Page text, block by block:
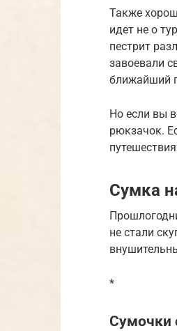
Также
идет не о
пестрит
завоевали
ближайший
Но если вы
рюкзачок.
Сумка
не стали
*
Сумочки